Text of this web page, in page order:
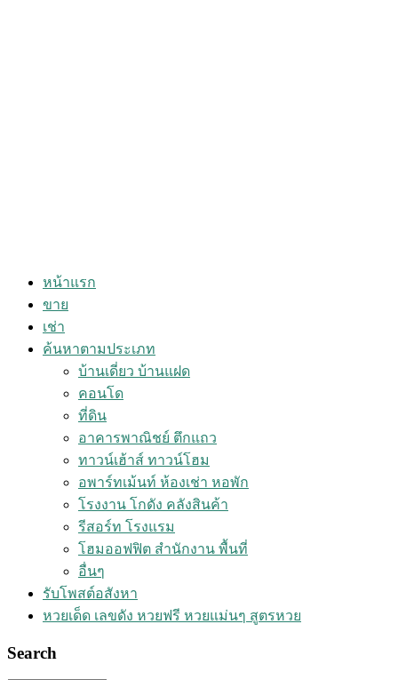
หน้าแรก
ขาย
เช่า
ค้นหาตามประเภท
บ้านเดี่ยว บ้านแฝด
คอนโด
ที่ดิน
อาคารพาณิชย์ ตึกแถว
ทาวน์เฮ้าส์ ทาวน์โฮม
อพาร์ทเม้นท์ ห้องเช่า หอพัก
โรงงาน โกดัง คลังสินค้า
รีสอร์ท โรงแรม
โฮมออฟฟิต สำนักงาน พื้นที่
อื่นๆ
รับโพสต์อสังหา
หวยเด็ด เลขดัง หวยฟรี หวยแม่นๆ สูตรหวย
Search